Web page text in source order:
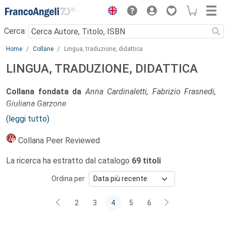
Menu
Cerca:
Main content
Home Collane Lingua, traduzione, didattica
LINGUA, TRADUZIONE, DIDATTICA
Collana fondata da Anna Cardinaletti, Fabrizio Frasnedi,
Giuliana Garzone
Salmon
Comitato scientifico:
James Archibald, McGill University, Montréal, Canada
Università Ca’ Foscari di Venezia
Maria Vittoria Calvi
, Università degli Studi di Milano
(leggi tutto)
Collana Peer Reviewed
La ricerca ha estratto dal catalogo 69 titoli
Ordina per
2 3 4 5 6